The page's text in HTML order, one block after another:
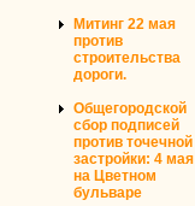
Митинг 22 мая
против
строительства
дороги.
Общегородской
сбор подписей
против точечной
застройки: 4 мая
на Цветном
бульваре